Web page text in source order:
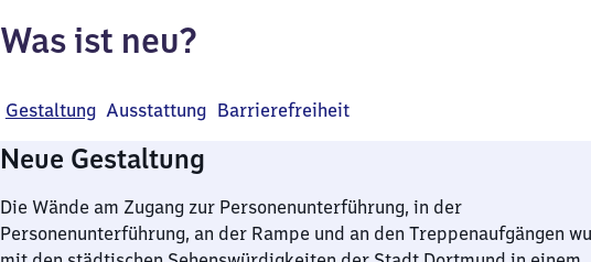
Was ist neu?
Gestaltung Ausstattung Barrierefreiheit
Neue Gestaltung
Die Wände am Zugang zur Personenunterführung, in der
Personenunterführung, an der Rampe und an den Treppenaufgängen